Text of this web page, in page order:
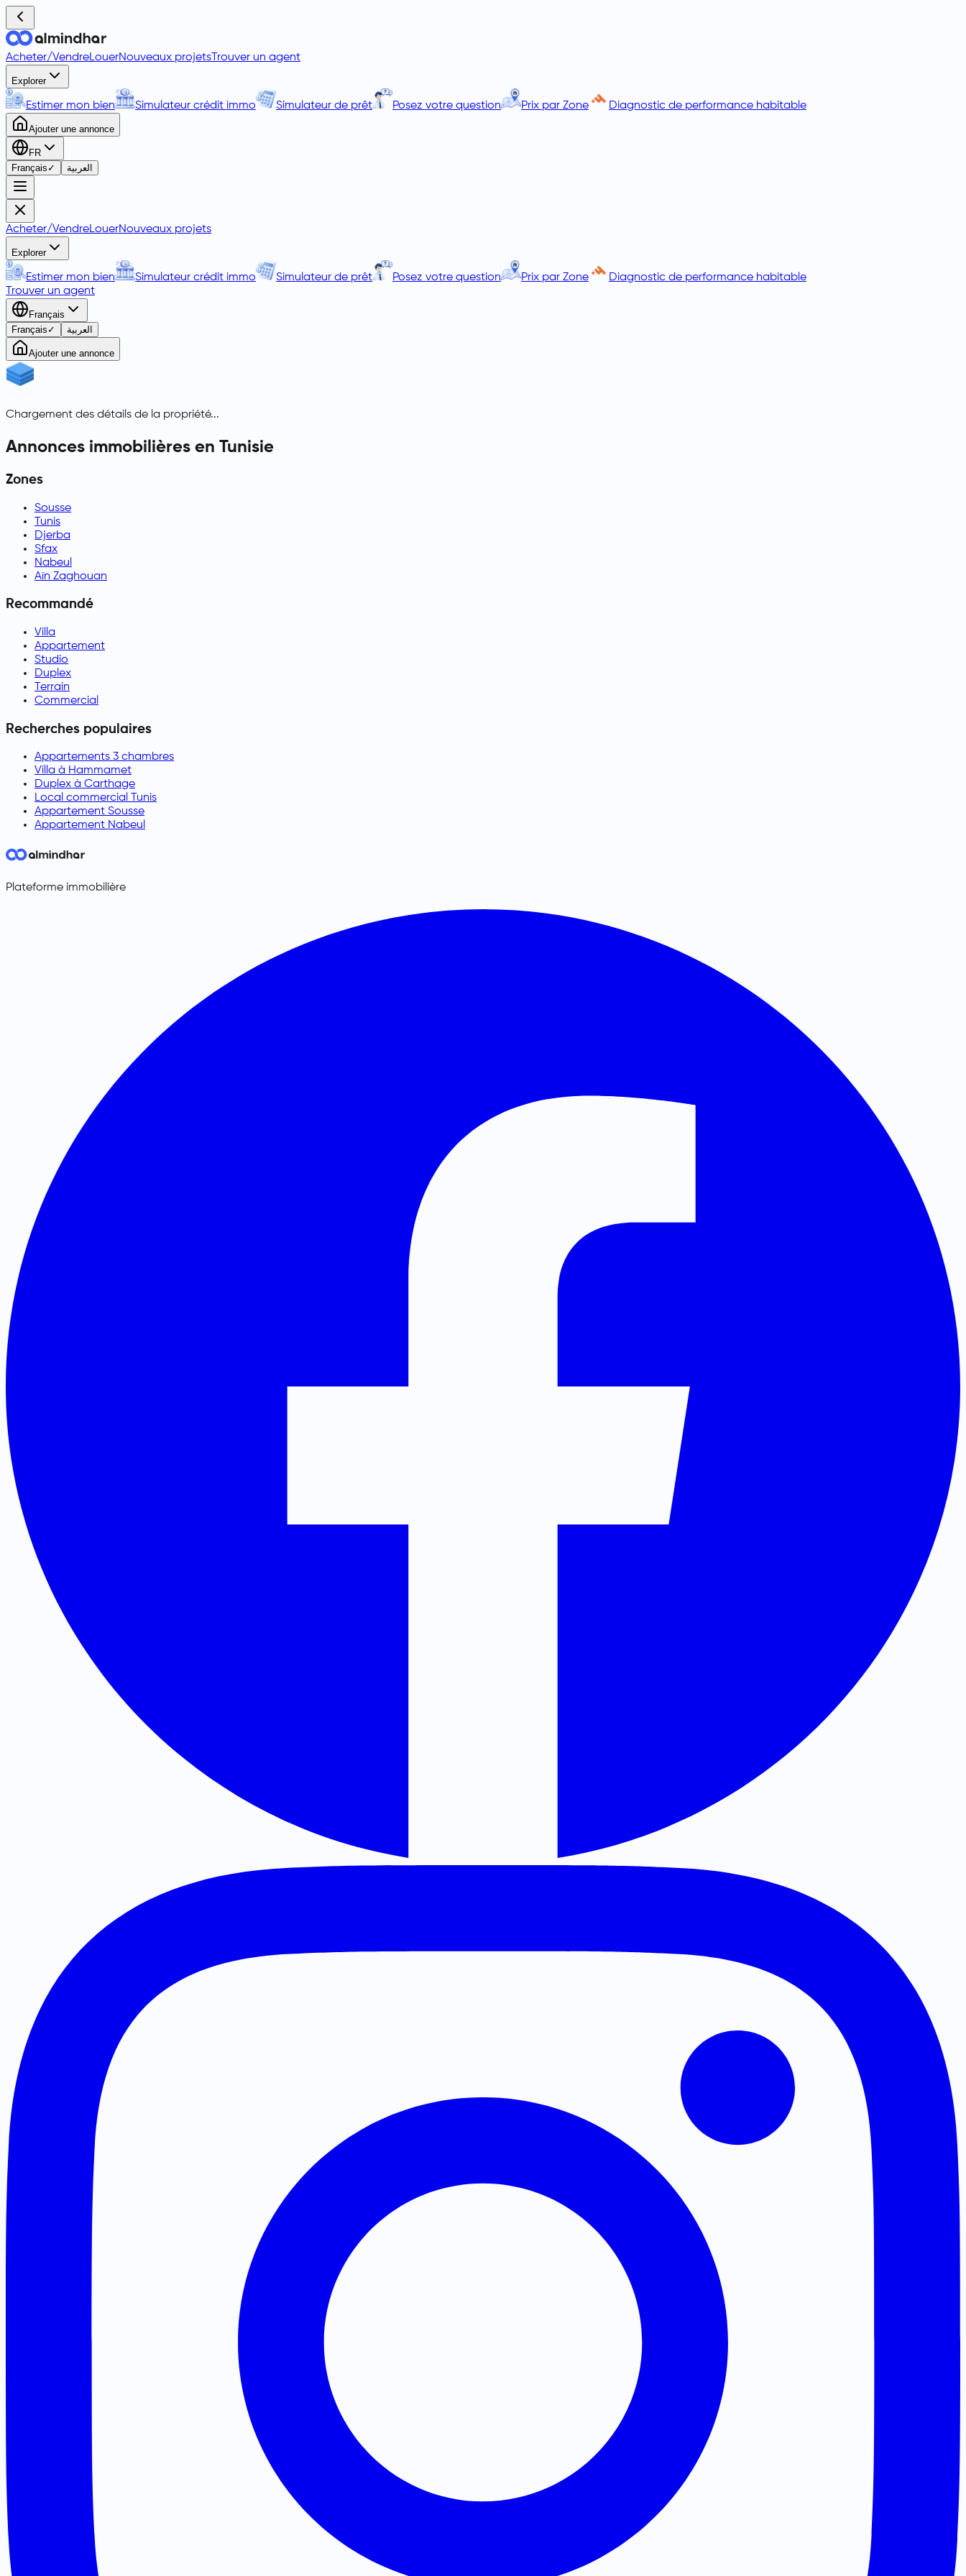
Acheter/VendreLouerNouveaux projets Trouver un agent
Explorer
Estimer mon bien Simulateur crédit immo Simulateur de prêt Posez votre question Prix par Zone Diagnostic de performance habitable
Ajouter une annonce
FR
Français ✓ العربية
Acheter/VendreLouerNouveaux projets
Explorer
Estimer mon bien Simulateur crédit immo Simulateur de prêt Posez votre question Prix par Zone
Diagnostic de performance habitable
Trouver un agent
Français
Français ✓ العربية
Ajouter une annonce
Chargement des détails de la propriété...
Annonces immobilières en Tunisie
Zones
Sousse
Tunis
Djerba
Sfax
Nabeul
Aïn Zaghouan
Recommandé
Villa
Appartement
Studio
Duplex
Terrain
Commercial
Recherches populaires
Appartements 3 chambres
Villa à Hammamet
Duplex à Carthage
Local commercial Tunis
Appartement Sousse
Appartement Nabeul
Plateforme immobilière